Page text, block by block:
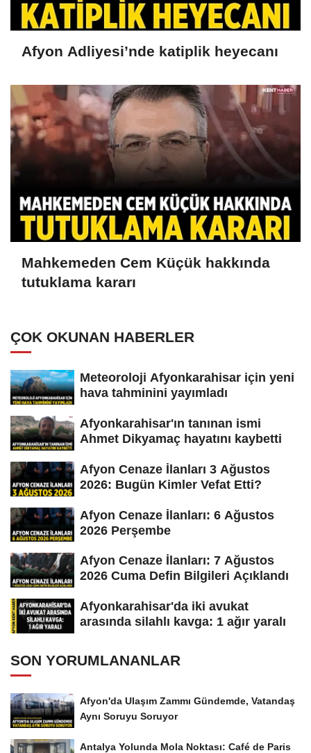
Afyon Adliyesi’nde katiplik heyecanı
Mahkemeden Cem Küçük hakkında
tutuklama kararı
ÇOK OKUNAN HABERLER
Meteoroloji Afyonkarahisar için yeni
hava tahminini yayımladı
Afyonkarahisar'ın tanınan ismi
Ahmet Dikyamaç hayatını kaybetti
Afyon Cenaze İlanları 3 Ağustos
2026: Bugün Kimler Vefat Etti?
Afyon Cenaze İlanları: 6 Ağustos
2026 Perşembe
Afyon Cenaze İlanları: 7 Ağustos
2026 Cuma Defin Bilgileri Açıklandı
Afyonkarahisar'da iki avukat
arasında silahlı kavga: 1 ağır yaralı
SON YORUMLANANLAR
Afyon'da Ulaşım Zammı Gündemde, Vatandaş
Aynı Soruyu Soruyor
Antalya Yolunda Mola Noktası: Café de Paris